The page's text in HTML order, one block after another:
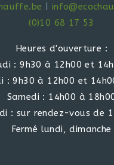
(0)10 68 17 53
Heures d'ouverture :
: 9h30 à 12h00 et
: 9h30 à 12h00 et
Samedi : 14h00 à
: sur rendez-vous de
Fermé lundi, dimanche